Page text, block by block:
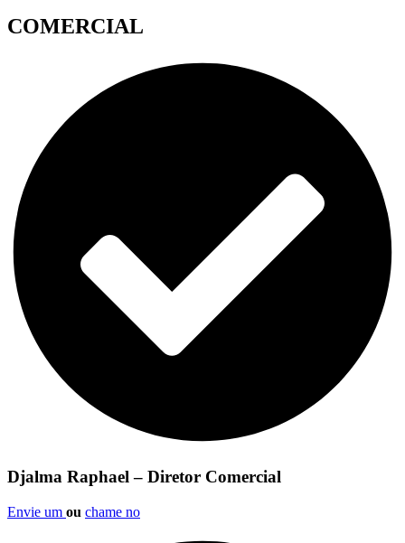
COMERCIAL
Djalma Raphael – Diretor Comercial
Envie um ou chame no